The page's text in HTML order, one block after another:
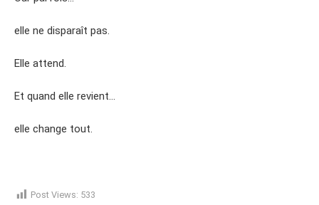
elle ne disparaît pas.
Elle attend.
Et quand elle revient…
elle change tout.
Post Views: 533